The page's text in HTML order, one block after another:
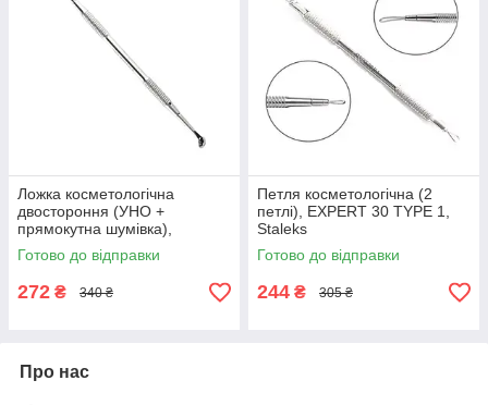
Ложка косметологічна
двостороння (УНО +
прямокутна шумівка),
EXPERT 20 TYPE 1, Staleks
Готово до відправки
272 ₴ 340 ₴
Петля косметологічна (2
петлі), EXPERT 30 TYPE 1,
Staleks
Готово до відправки
244 ₴ 305 ₴
Про нас